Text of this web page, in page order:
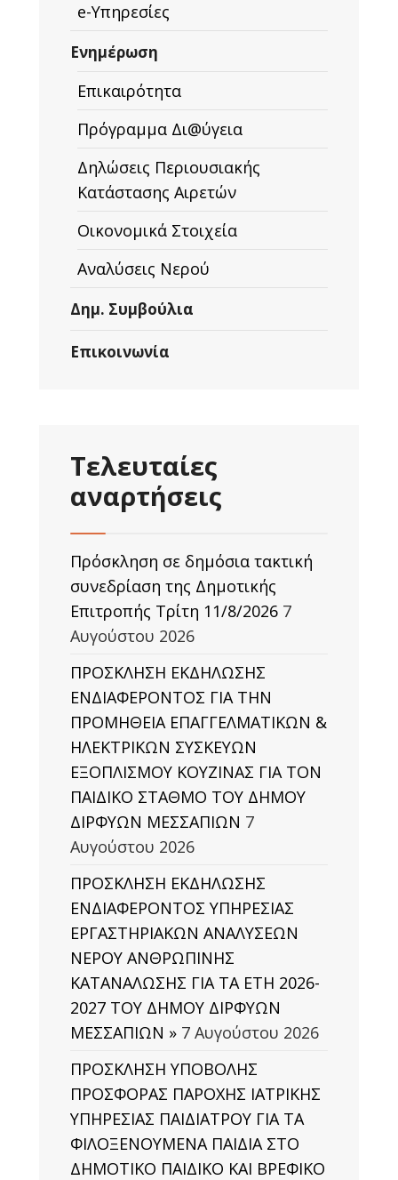
e-Υπηρεσίες
Ενημέρωση
Επικαιρότητα
Πρόγραμμα Δι@ύγεια
Δηλώσεις Περιουσιακής
Κατάστασης Αιρετών
Οικονομικά Στοιχεία
Αναλύσεις Νερού
Δημ. Συμβούλια
Επικοινωνία
Τελευταίες
αναρτήσεις
Πρόσκληση σε δημόσια τακτική
συνεδρίαση της Δημοτικής
Επιτροπής Τρίτη 11/8/2026 7
Αυγούστου 2026
ΠΡΟΣΚΛΗΣΗ ΕΚΔΗΛΩΣΗΣ
ΕΝΔΙΑΦΕΡΟΝΤΟΣ ΓΙΑ ΤΗΝ
ΠΡΟΜΗΘΕΙΑ ΕΠΑΓΓΕΛΜΑΤΙΚΩΝ &
ΗΛΕΚΤΡΙΚΩΝ ΣΥΣΚΕΥΩΝ
ΕΞΟΠΛΙΣΜΟΥ ΚΟΥΖΙΝΑΣ ΓΙΑ ΤΟΝ
ΠΑΙΔΙΚΟ ΣΤΑΘΜΟ ΤΟΥ ΔΗΜΟΥ
ΔΙΡΦΥΩΝ ΜΕΣΣΑΠΙΩΝ 7
Αυγούστου 2026
ΠΡΟΣΚΛΗΣΗ ΕΚΔΗΛΩΣΗΣ
ΕΝΔΙΑΦΕΡΟΝΤΟΣ ΥΠΗΡΕΣΙΑΣ
ΕΡΓΑΣΤΗΡΙΑΚΩΝ ΑΝΑΛΥΣΕΩΝ
ΝΕΡΟΥ ΑΝΘΡΩΠΙΝΗΣ
ΚΑΤΑΝΑΛΩΣΗΣ ΓΙΑ ΤΑ ΕΤΗ 2026-
2027 ΤΟΥ ΔΗΜΟΥ ΔΙΡΦΥΩΝ
ΜΕΣΣΑΠΙΩΝ » 7 Αυγούστου 2026
ΠΡΟΣΚΛΗΣΗ ΥΠΟΒΟΛΗΣ
ΠΡΟΣΦΟΡΑΣ ΠΑΡΟΧΗΣ ΙΑΤΡΙΚΗΣ
ΥΠΗΡΕΣΙΑΣ ΠΑΙΔΙΑΤΡΟΥ ΓΙΑ ΤΑ
ΦΙΛΟΞΕΝΟΥΜΕΝΑ ΠΑΙΔΙΑ ΣΤΟ
ΔΗΜΟΤΙΚΟ ΠΑΙΔΙΚΟ ΚΑΙ ΒΡΕΦΙΚΟ